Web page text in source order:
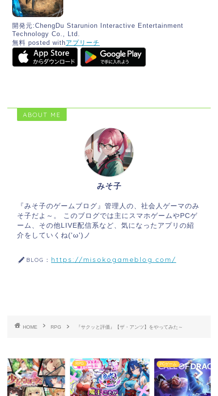
開発元:ChengDu Starunion Interactive Entertainment
Technology Co., Ltd.
無料 posted withアプリーチ
ABOUT ME
みそ子
『みそ子のゲームブログ』管理人の、社会人ゲーマのみ
そ子だよ～。 このブログでは主にスマホゲームやPCゲ
ーム、その他LIVE配信系など、気になったアプリの紹
介をしていくね('ω')ノ
BLOG： https://misokogameblog.com/
HOME RPG 『サクッと評価』【ザ・アンツ】をやってみた～
PCゲーム RPG